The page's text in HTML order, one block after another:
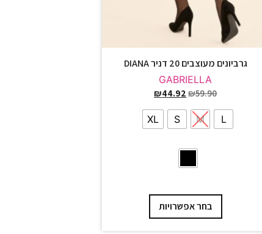
גרביונים מעוצבים 20 דניר DIANA
GABRIELLA
₪59.90
₪44.92
L
M
S
XL
בחר אפשרויות